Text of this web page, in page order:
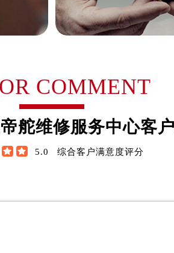
）
）
）
）
约）
约）
约）
帝舵售后服务中心（需提前预约）
舵售后服务中心（需提前预约）
贝亚特·布兰奇
资深帝舵制表师
是开福区帝舵维修服务
(开福区帝舵维修保养中
的高级技师之一
COMMENT
舵维修服务中心客
  5.0 综合客户满意度评分